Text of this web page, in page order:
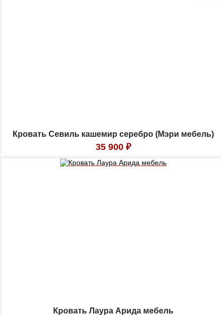
Кровать Севиль кашемир серебро (Мэри мебель)
35 900 ₽
Кровать Лаура Арида мебель